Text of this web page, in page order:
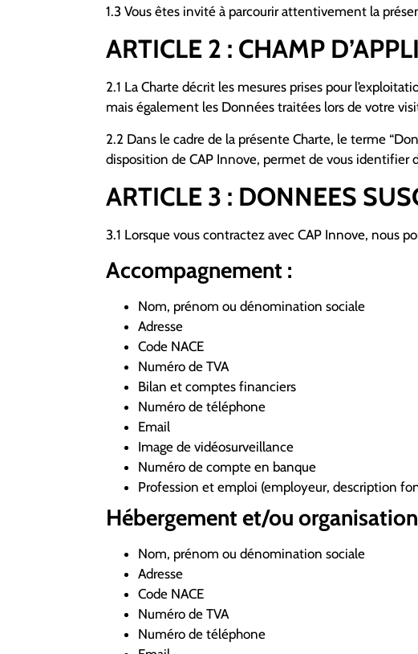
1.3 Vous êtes invité à parcourir attentivement la
ARTICLE 2 : CHAMP
2.1 La Charte décrit les mesures prises pour
mais également les Données traitées lors de votre
2.2 Dans le cadre de la présente Charte, le terme
disposition de CAP Innove, permet de vous
ARTICLE 3 : DONNEES
3.1 Lorsque vous contractez avec CAP Innove, nous
Accompagnement :
Nom, prénom ou dénomination sociale
Adresse
Code NACE
Numéro de TVA
Bilan et comptes financiers
Numéro de téléphone
Email
Image de vidéosurveillance
Numéro de compte en banque
Profession et emploi (employeur, description
Hébergement et/ou
Nom, prénom ou dénomination sociale
Adresse
Code NACE
Numéro de TVA
Numéro de téléphone